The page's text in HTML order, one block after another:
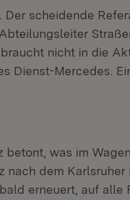
scheidende
nicht in die
Dienst-Mercedes.
was im
nach dem
erneuert, auf alle